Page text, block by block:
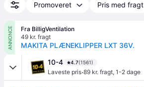
Promoveret Pris med fragt
ANNONCE
Fra BilligVentilation
49 kr. fragt
MAKITA PLÆNEKLIPPER LXT 36V.
10-4 4.7(1561)
Laveste pris·89 kr. fragt, 1-2 dage